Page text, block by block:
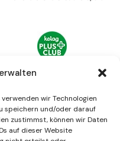
wir Technologien
speichern und/oder darauf
zustimmst, können wir Daten
auf dieser Website